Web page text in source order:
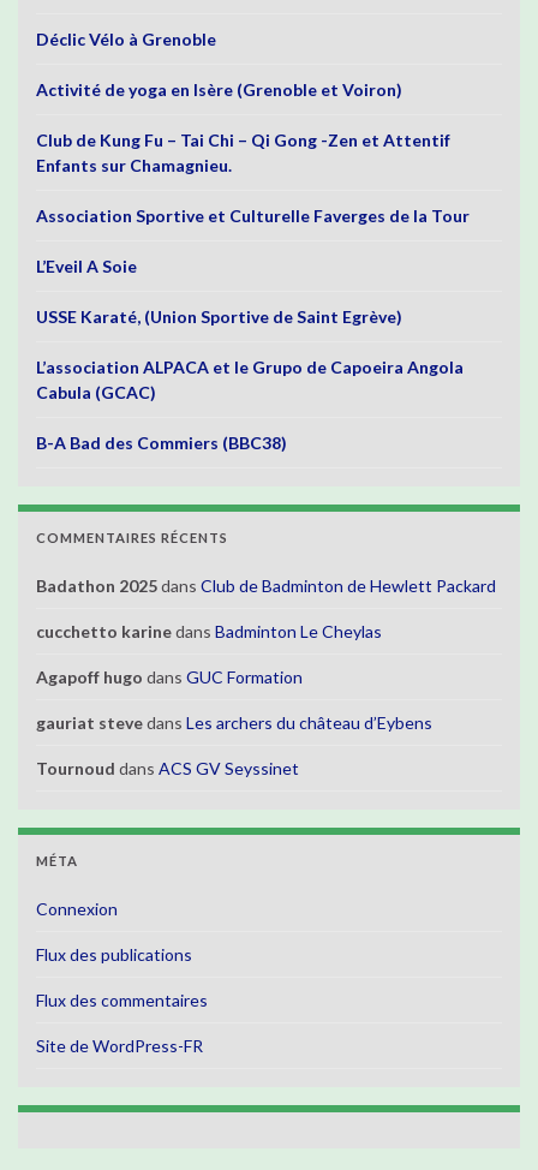
Déclic Vélo à Grenoble
Activité de yoga en Isère (Grenoble et Voiron)
Club de Kung Fu – Tai Chi – Qi Gong -Zen et Attentif
Enfants sur Chamagnieu.
Association Sportive et Culturelle Faverges de la Tour
L’Eveil A Soie
USSE Karaté, (Union Sportive de Saint Egrève)
L’association ALPACA et le Grupo de Capoeira Angola
Cabula (GCAC)
B-A Bad des Commiers (BBC38)
COMMENTAIRES RÉCENTS
Badathon 2025dans Club de Badminton de Hewlett Packard
cucchetto karinedans Badminton Le Cheylas
Agapoff hugo dans GUC Formation
gauriat stevedans Les archers du château d’Eybens
Tournoud dans ACS GV Seyssinet
MÉTA
Connexion
Flux des publications
Flux des commentaires
Site de WordPress-FR